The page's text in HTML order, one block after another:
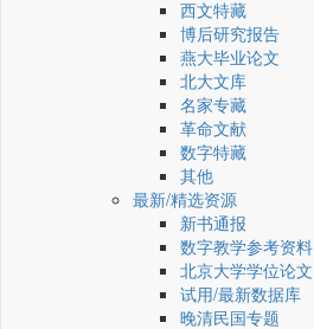
西文特藏
博后研究报告
燕大毕业论文
北大文库
名家专藏
革命文献
数字特藏
其他
最新/精选资源
新书通报
数字教学参考资料
北京大学学位论文
试用/最新数据库
晚清民国专题